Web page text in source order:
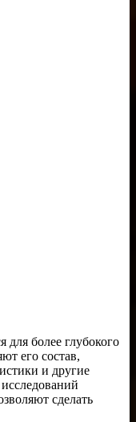
для более глубокого
его состав,
и другие
сделать